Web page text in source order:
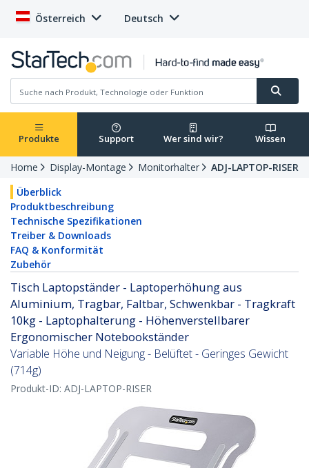
Österreich Deutsch
Produkte Support Wer sind wir? Wissen
Home Display-Montage Monitorhalter
ADJ-LAPTOP-RISER
Überblick
Produktbeschreibung
Technische Spezifikationen
Treiber & Downloads
FAQ & Konformität
Zubehör
Tisch Laptopständer - Laptoperhöhung aus
Aluminium, Tragbar, Faltbar, Schwenkbar - Tragkraft
10kg - Laptophalterung - Höhenverstellbarer
Ergonomischer Notebookständer
Variable Höhe und Neigung - Belüftet - Geringes Gewicht
(714g)
Produkt-ID: ADJ-LAPTOP-RISER